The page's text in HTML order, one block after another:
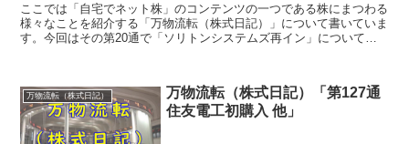
ここでは「自宅でネット株」のコンテンツの一つである株にまつわる
様々なことを紹介する「万物流転（株式日記）」について書いていま
す。今回はその第20通で「ソリトンシステムズ再イン」についてで
万物流転（株式日記）
万物流転（株式日記）「第127通
住友電工初購入 他」